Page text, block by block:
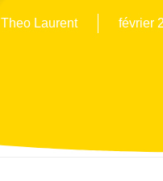
Theo Laurent février